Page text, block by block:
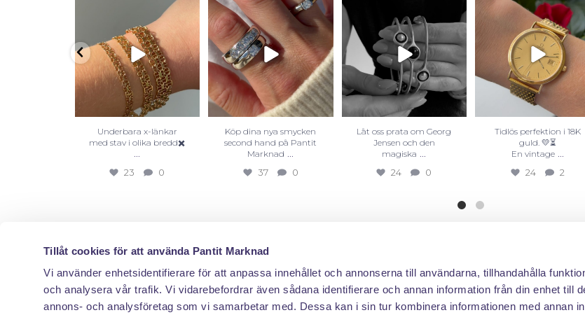
Tillåt cookies för att använda Pantit Marknad
Vi använder enhetsidentifierare för att anpassa innehållet och annonserna till användarna, tillhandahålla
och analysera vår trafik. Vi vidarebefordrar även sådana identifierare och annan information från din enhet till
annons- och analysföretag som vi samarbetar med. Dessa kan i sin tur kombinera informationen med annan
Underbara x-länkar
med stav i olika bredd✖️
...
23 0
Köp dina nya smycken
second hand på Pantit
Marknad ...
37 0
Låt oss prata om Georg
Jensen och den
magiska ...
24 0
Tidlös perfektion i 18K
guld. 💛⏳
En vintage ...
24 2